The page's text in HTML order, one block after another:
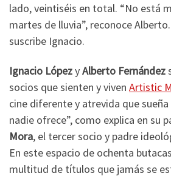
lado, veintiséis en total. “No está
martes de lluvia”, reconoce
suscribe Ignacio.
Ignacio LópezyAlberto Fernández
socios que sienten y viven Artistic
cine diferente y atrevida que
nadie ofrece”, como explica en su
Mora, el tercer socio y padre
En este espacio de ochenta
multitud de títulos que jamás se